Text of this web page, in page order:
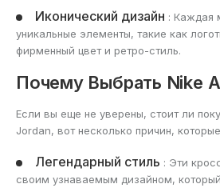
Иконический дизайн : Каждая
уникальные элементы, такие как
фирменный цвет и ретро-стиль.
Почему Выбрать Nike
Если вы еще не уверены, стоит ли
Jordan, вот несколько причин,
Легендарный стиль : Эти
своим узнаваемым дизайном,